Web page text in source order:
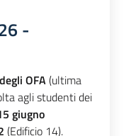
-
OFA(ultima
agli studenti dei
giugno
(Edificio 14).